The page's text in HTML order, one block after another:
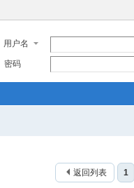
用户名
密码
1
返回列表